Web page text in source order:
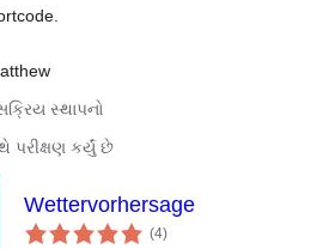
સ્થાપનો
પરીક્ષણ કર્યું છે
Wettervorhersage
(4કુલ
રેટિંગ્સ
)